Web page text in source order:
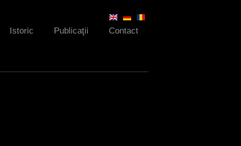
Istoric Publicaţii Contact